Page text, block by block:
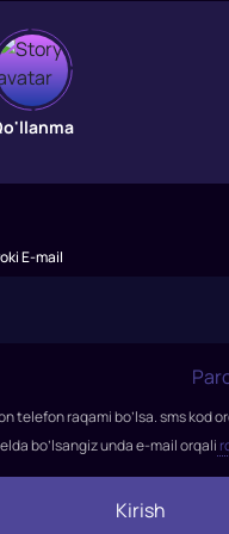
E-mail
telefon raqami bo’lsa. sms kod
bo’lsangiz unda e-mail orqali
Kirish